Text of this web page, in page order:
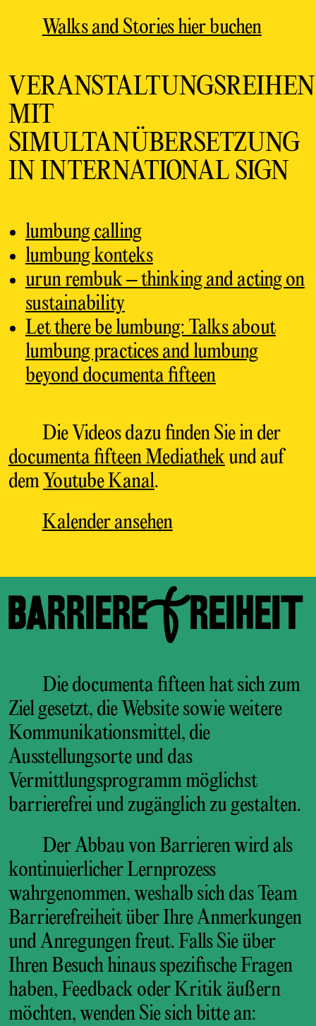
Walks and Stories hier buchen
VERANSTALTUNGSREIHEN
MIT
SIMULTANÜBERSETZUNG
IN INTERNATIONAL SIGN
lumbung calling
lumbung konteks
urun rembuk – thinking and acting on
sustainability
Let there be lumbung: Talks about
lumbung practices and lumbung
beyond documenta fifteen
Die Videos dazu finden Sie in der
documenta fifteen Mediathekund auf
dem Youtube Kanal.
Kalender ansehen
BARRIEREFREIHEIT
Die documenta fifteen hat sich zum
Ziel gesetzt, die Website sowie weitere
Kommunikationsmittel, die
Ausstellungsorte und das
Vermittlungsprogramm möglichst
barrierefrei und zugänglich zu gestalten.
Der Abbau von Barrieren wird als
kontinuierlicher Lernprozess
wahrgenommen, weshalb sich das Team
Barrierefreiheit über Ihre Anmerkungen
und Anregungen freut. Falls Sie über
Ihren Besuch hinaus spezifische Fragen
haben, Feedback oder Kritik äußern
möchten, wenden Sie sich bitte an: